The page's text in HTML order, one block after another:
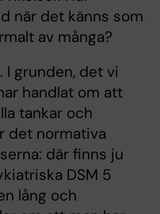
när det känns som
av många?
I grunden, det vi
handlat om att
tankar och
det normativa
där finns ju
DSM 5
lång och